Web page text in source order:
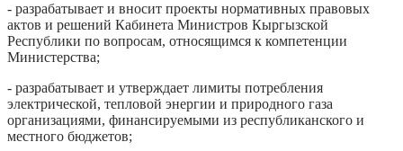
- разрабатывает и вносит проекты нормативных правовых
актов и решений Кабинета Министров Кыргызской
Республики по вопросам, относящимся к компетенции
Министерства;
- разрабатывает и утверждает лимиты потребления
электрической, тепловой энергии и природного газа
организациями, финансируемыми из республиканского и
местного бюджетов;